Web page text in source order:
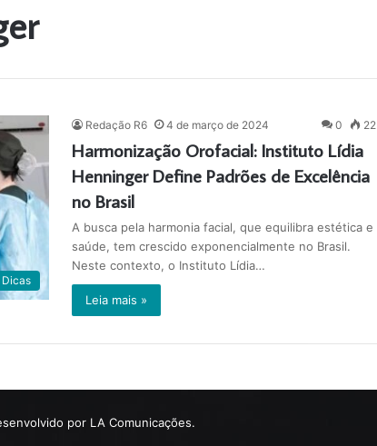
Dicas
Redação R6 4 de março de 2024 0 22
Harmonização Orofacial: Instituto Lídia
Henninger Define Padrões de Excelência
no Brasil
A busca pela harmonia facial, que equilibra estética e
saúde, tem crescido exponencialmente no Brasil.
Neste contexto, o Instituto Lídia…
Leia mais »
por LA Comunicações.